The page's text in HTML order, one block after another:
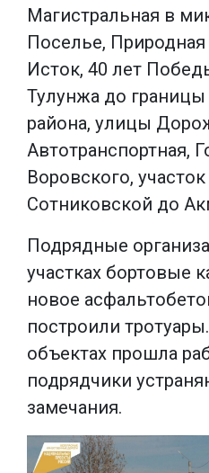
Магистральная в
Поселье,
Исток, 40 лет
Тулунжа до
района, улицы
Автотранспортная,
Воровского,
Сотниковской до
Подрядные
участках бортовые
новое
построили
объектах прошла
подрядчики
замечания.